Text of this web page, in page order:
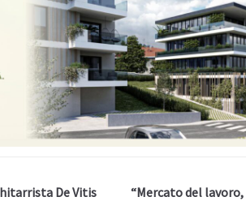
De Vitis “Mercato del